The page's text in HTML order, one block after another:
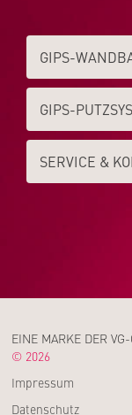
GIPS-
GIPS-
SERVICE &
EINE MARKE DER
© 2026
Impressum
Datenschutz